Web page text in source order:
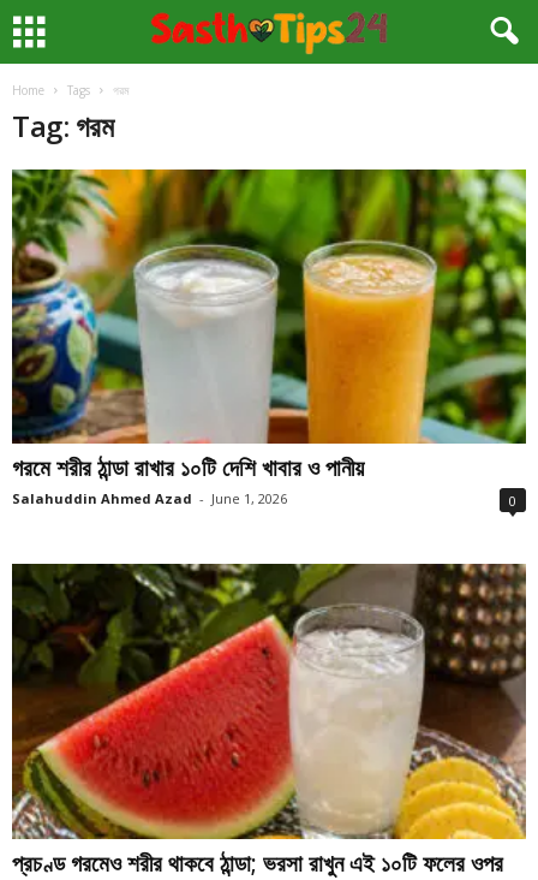
Home Tags গরম
Tag: গরম
গরমে শরীর ঠান্ডা রাখার ১০টি দেশি খাবার ও পানীয়
Salahuddin Ahmed Azad - June 1, 2026 0
প্রচণ্ড গরমেও শরীর থাকবে ঠান্ডা; ভরসা রাখুন এই ১০টি ফলের ওপর